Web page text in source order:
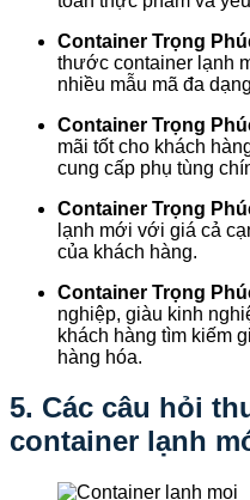
Container Trọng Phú
thước container lạnh
nhiều mẫu mã đa
Container Trọng
mãi tốt cho khách
cung cấp phụ tùng
Container Trọng
lạnh mới với giá cả
của khách hàng.
Container Trọng
nghiệp, giàu kinh
khách hàng tìm kiếm
hàng hóa.
5. Các câu hỏi
container lạnh